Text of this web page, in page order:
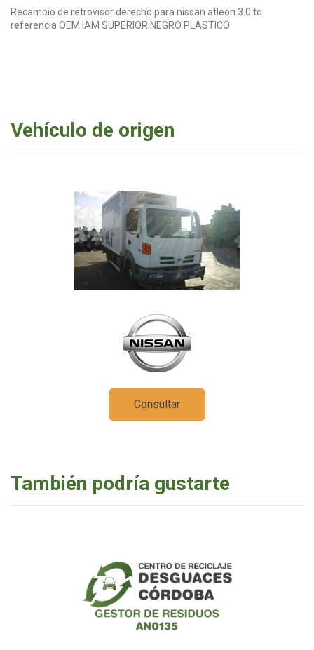
Recambio de retrovisor derecho para nissan atleon 3.0 td
referencia OEM IAM SUPERIOR NEGRO PLASTICO
Vehículo de origen
Consultar
También podría gustarte